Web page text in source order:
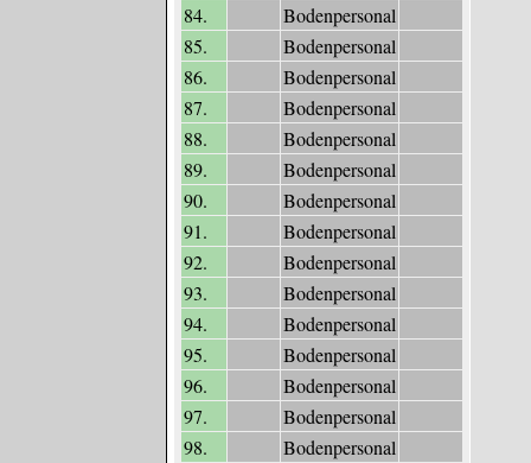
84.
Bodenpersonal
85.
Bodenpersonal
86.
Bodenpersonal
87.
Bodenpersonal
88.
Bodenpersonal
89.
Bodenpersonal
90.
Bodenpersonal
91.
Bodenpersonal
92.
Bodenpersonal
93.
Bodenpersonal
94.
Bodenpersonal
95.
Bodenpersonal
96.
Bodenpersonal
97.
Bodenpersonal
98.
Bodenpersonal